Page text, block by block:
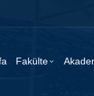
Fakülte